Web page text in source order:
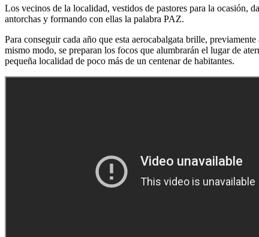
Los vecinos de la localidad, vestidos de pastores para la ocasión,
antorchas y formando con ellas la palabra PAZ.
Para conseguir cada año que esta aerocabalgata brille,
mismo modo, se preparan los focos que alumbrarán el lugar de
pequeña localidad de poco más de un centenar de habitantes.